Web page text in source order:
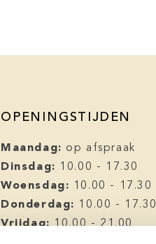
OPENINGSTIJDEN
Maandag: op afspraak
Dinsdag: 10.00 - 17.30
Woensdag: 10.00 - 17.30
Donderdag: 10.00 - 17.30
Vrijdag:10.00 - 21.00